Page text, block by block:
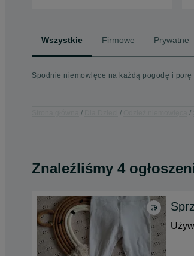
Wszystkie Firmowe Prywatne
Spodnie niemowlęce na każdą pogodę i porę
Znaleźliśmy 4